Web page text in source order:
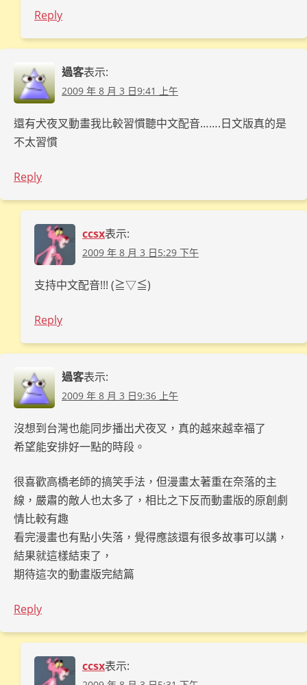
Reply
過客表示:
2009 年 8 月 3 日9:41 上午
還有犬夜叉動畫我比較習慣聽中文配音…….日文版真的是
不太習慣
Reply
ccsx表示:
2009 年 8 月 3 日5:29 下午
支持中文配音!!! (≧▽≦)
Reply
過客表示:
2009 年 8 月 3 日9:36 上午
沒想到台灣也能同步播出犬夜叉，真的越來越幸福了
希望能安排好一點的時段。
很喜歡高橋老師的搞笑手法，但漫畫太著重在奈落的主
線，嚴肅的敵人也太多了，相比之下反而動畫版的原創劇
情比較有趣
看完漫畫也有點小失落，覺得應該還有很多故事可以講，
結果就這樣結束了，
期待這次的動畫版完結篇
Reply
ccsx表示: